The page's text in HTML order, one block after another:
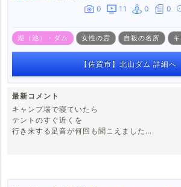
0
11 0 0
湖（池）・ダム 女性の霊 自殺の名所
【佐賀市】北山ダム 詳細へ
最新コメント
キャンプ場で寝ていたら
テントのすぐ近くを
行き来する足音が何回も聞こえました